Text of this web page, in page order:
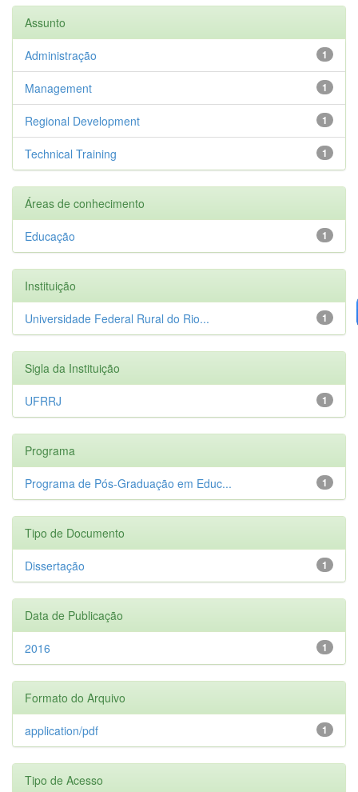
Assunto
1
Administração
1
Management
1
Regional Development
1
Technical Training
Áreas de conhecimento
1
Educação
Instituição
1
Universidade Federal Rural do Rio...
Sigla da Instituição
1
UFRRJ
Programa
1
Programa de Pós-Graduação em Educ...
Tipo de Documento
1
Dissertação
Data de Publicação
1
2016
Formato do Arquivo
1
application/pdf
Tipo de Acesso